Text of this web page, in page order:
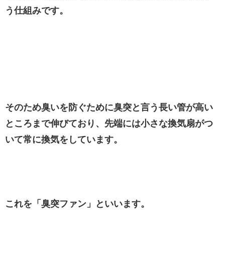
う仕組みです。
そのため臭いを防ぐために臭突と言う長い管が高い
ところまで伸びており、先端には小さな換気扇がつ
いて常に換気をしています。
これを「臭突ファン」といいます。